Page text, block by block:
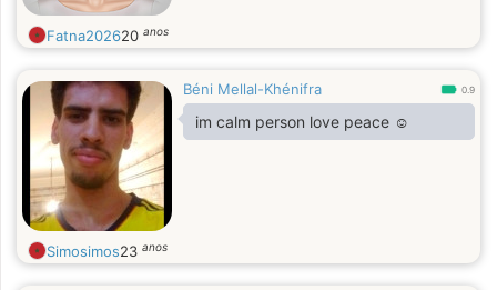
Fatna202620 anos
Béni Mellal-Khénifra 0.9
im calm person love peace ☺️
Simosimos23 anos